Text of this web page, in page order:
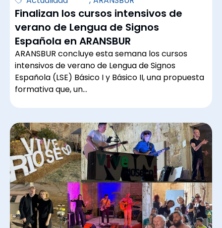
Finalizan los cursos intensivos de
verano de Lengua de Signos
Española en ARANSBUR
ARANSBUR concluye esta semana los cursos
intensivos de verano de Lengua de Signos
Española (LSE) Básico I y Básico II, una propuesta
formativa que, un…